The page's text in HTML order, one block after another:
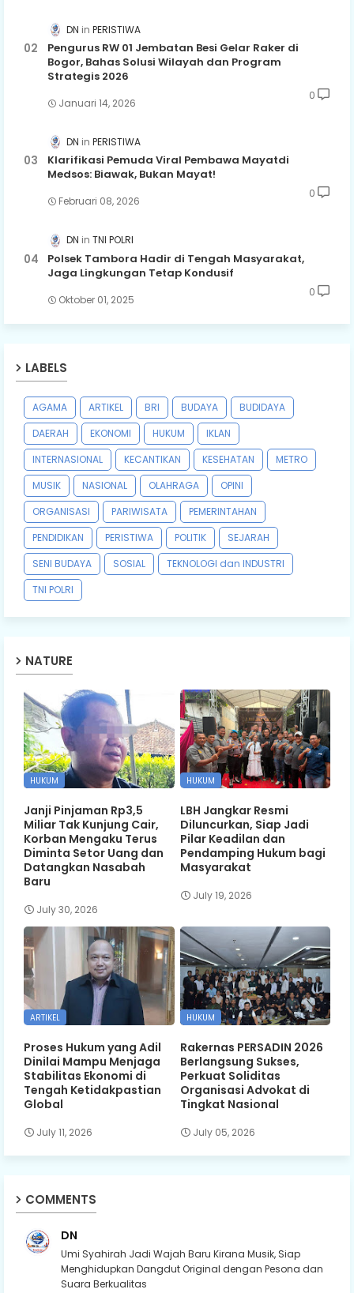
DN PERISTIWA
Pengurus RW 01 Jembatan Besi Gelar Raker di
Bogor, Bahas Solusi Wilayah dan Program
Strategis 2026
Januari 14, 2026
0
DN PERISTIWA
Klarifikasi Pemuda Viral Pembawa Mayatdi
Medsos: Biawak, Bukan Mayat!
Februari 08, 2026
0
DN TNI POLRI
Polsek Tambora Hadir di Tengah Masyarakat,
Jaga Lingkungan Tetap Kondusif
Oktober 01, 2025
0
LABELS
AGAMA ARTIKEL BRI BUDAYA
BUDIDAYA
DAERAH
EKONOMI HUKUM
IKLAN
INTERNASIONAL
KECANTIKAN KESEHATAN
METRO
MUSIK
NASIONAL OLAHRAGA
OPINI
ORGANISASI
PARIWISATA
PEMERINTAHAN
PENDIDIKAN
PERISTIWA POLITIK
SEJARAH
SENI BUDAYA
SOSIAL
TEKNOLOGI dan INDUSTRI
TNI POLRI
NATURE
HUKUM
Janji Pinjaman Rp3,5
Miliar Tak Kunjung Cair,
Korban Mengaku Terus
Diminta Setor Uang dan
Datangkan Nasabah
Baru
July 30, 2026
HUKUM
LBH Jangkar Resmi
Diluncurkan, Siap Jadi
Pilar Keadilan dan
Pendamping Hukum bagi
Masyarakat
July 19, 2026
ARTIKEL
Proses Hukum yang Adil
Dinilai Mampu Menjaga
Stabilitas Ekonomi di
Tengah Ketidakpastian
Global
July 11, 2026
HUKUM
Rakernas PERSADIN 2026
Berlangsung Sukses,
Perkuat Soliditas
Organisasi Advokat di
Tingkat Nasional
July 05, 2026
COMMENTS
DN
Umi Syahirah Jadi Wajah Baru Kirana Musik, Siap
Menghidupkan Dangdut Original dengan Pesona dan
Suara Berkualitas